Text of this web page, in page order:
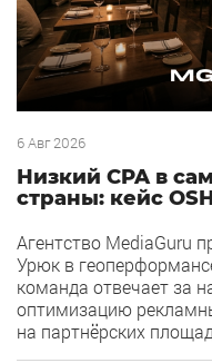
6 Авг 2026
Низкий CPA в
страны: кейс
Агентство MediaGuru
Урюк в
команда отвечает за
оптимизацию
на партнёрских